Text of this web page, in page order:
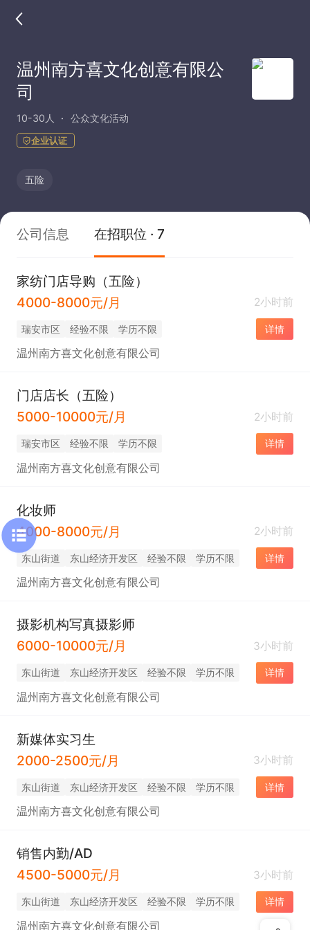
温州南方喜文化创意有限公
司
10-30人 公众文化活动
企业认证
五险
公司信息 在招职位 · 7
家纺门店导购（五险）
4000-8000元/月
2小时前
瑞安市区 经验不限 学历不限 详情
温州南方喜文化创意有限公司
门店店长（五险）
5000-10000元/月
2小时前
瑞安市区 经验不限 学历不限 详情
温州南方喜文化创意有限公司
化妆师
4000-8000元/月
2小时前
东山街道 东山经济开发区 经验不限 学历不限 详情
温州南方喜文化创意有限公司
摄影机构写真摄影师
6000-10000元/月
3小时前
东山街道 东山经济开发区 经验不限 学历不限 详情
温州南方喜文化创意有限公司
新媒体实习生
2000-2500元/月
3小时前
东山街道 东山经济开发区 经验不限 学历不限 详情
温州南方喜文化创意有限公司
销售内勤/AD
4500-5000元/月
3小时前
东山街道 东山经济开发区 经验不限 学历不限 详情
温州南方喜文化创意有限公司